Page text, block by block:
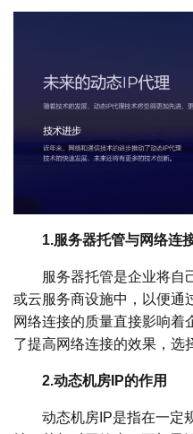
1.服务器托管与网络连
服务器托管是企业将自
或云服务商设施中，以便通
网络连接的质量直接影响着
了提高网络连接的效果，选
2.动态机房IP的作用
动态机房IP是指在一定